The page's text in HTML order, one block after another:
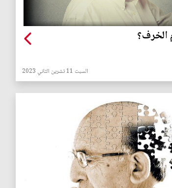
الخرف؟
السبت 11 تشرين الثاني 2023